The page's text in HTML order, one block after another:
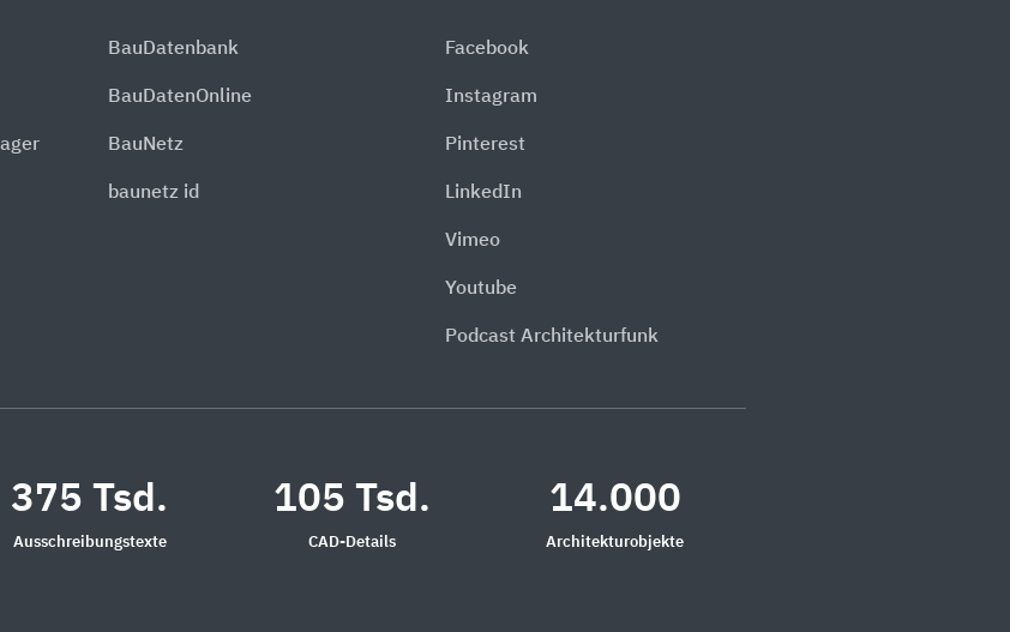
BauDatenbank
BauDatenOnline
BauNetz
baunetz id
Facebook
Instagram
Pinterest
LinkedIn
Vimeo
Youtube
Podcast Architekturfunk
375 Tsd.
Ausschreibungstexte
105 Tsd.
CAD-Details
14.000
Architekturobjekte